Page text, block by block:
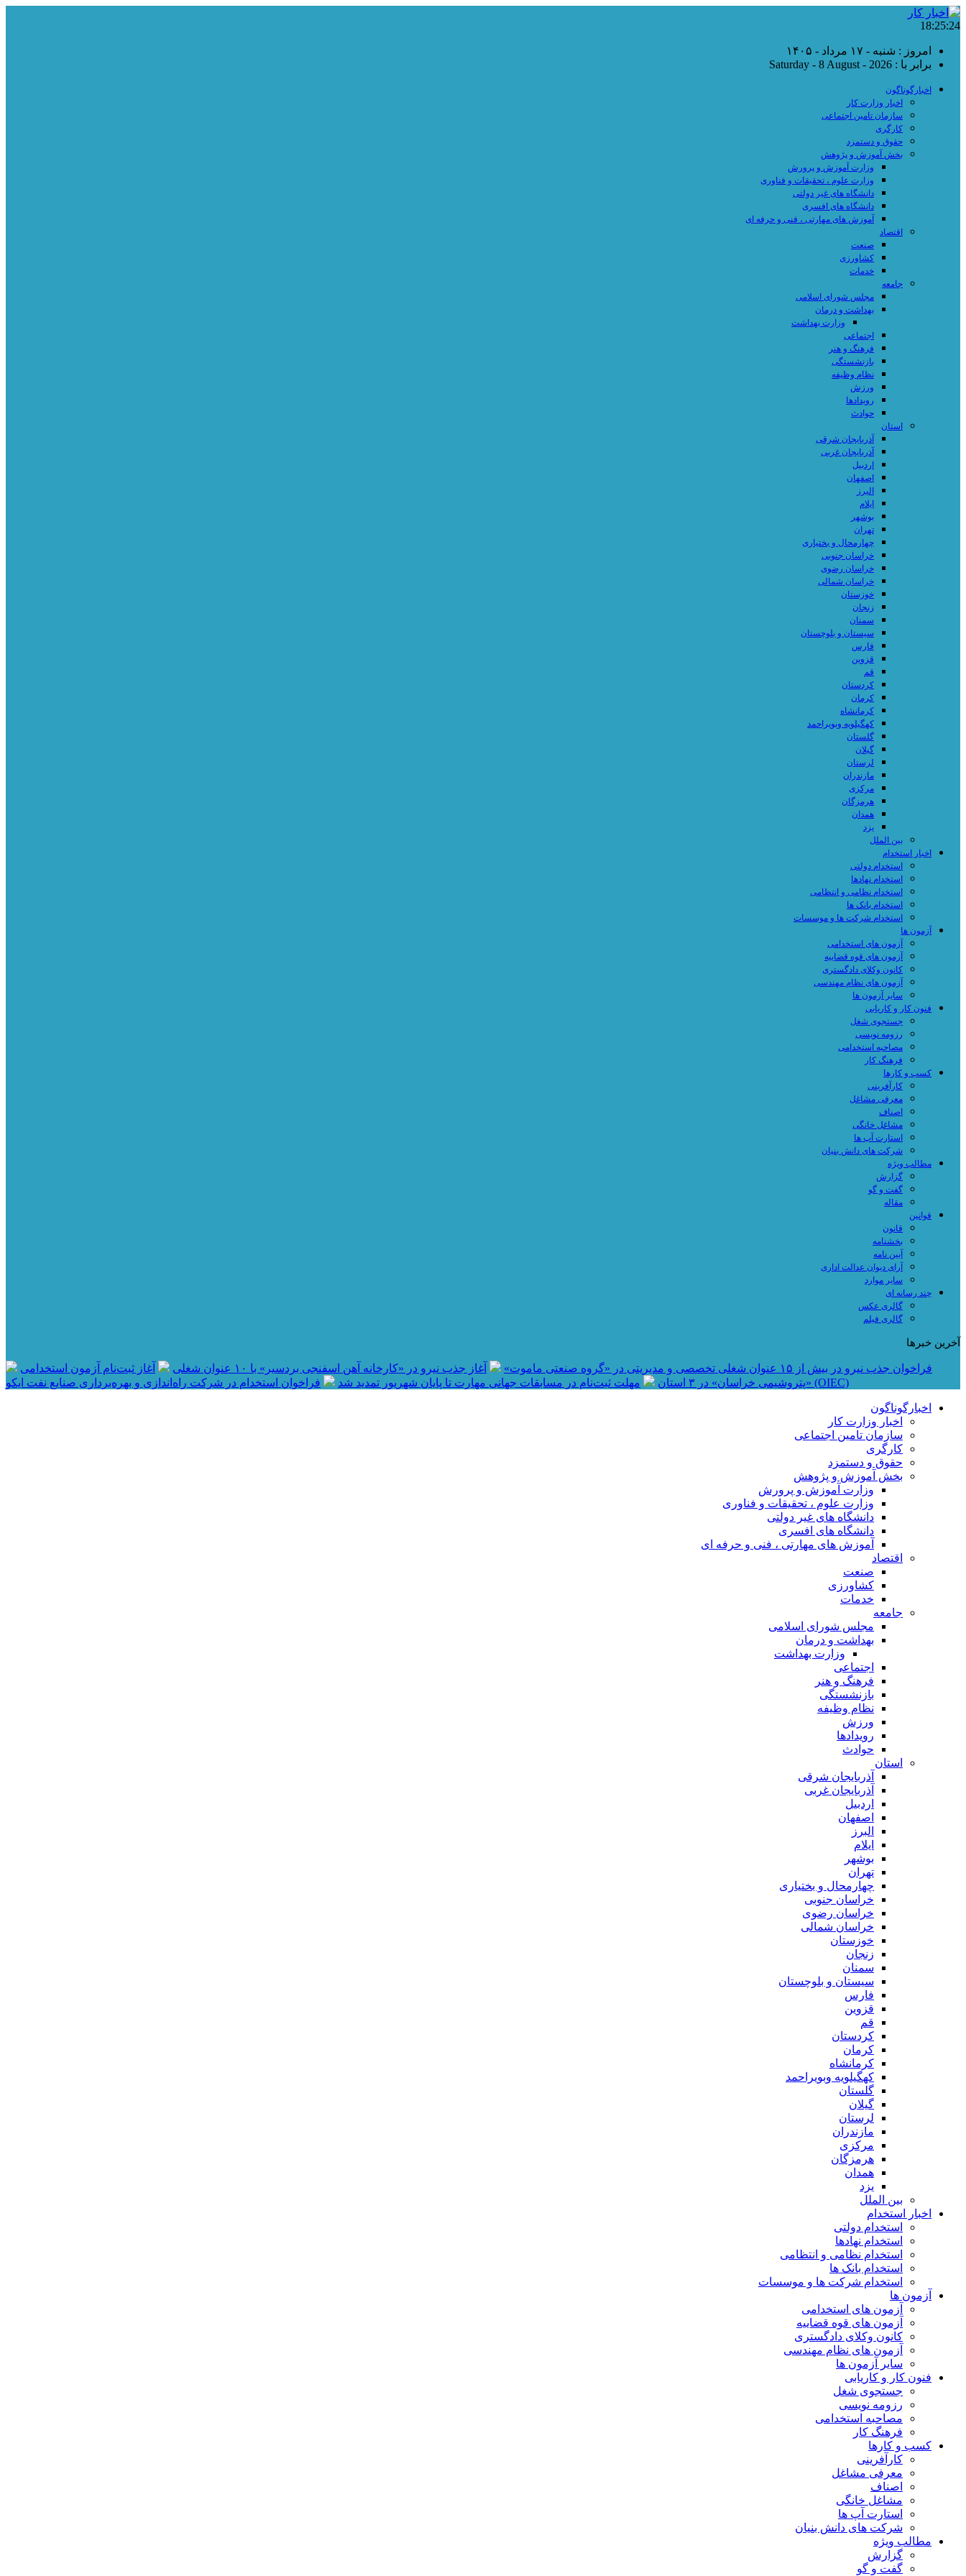
18:25:25
امروز : شنبه - ۱۷ مرداد - ۱۴۰۵
برابر با : Saturday - 8 August - 2026
اخبارگوناگون
اخبار وزارت کار
سازمان تامین اجتماعی
کارگری
حقوق و دستمزد
بخش آموزش و پژوهش
وزارت آموزش و پرورش
وزارت علوم ، تحقیقات و فناوری
دانشگاه های غیر دولتی
دانشگاه های افسری
آموزش های مهارتی ، فنی و حرفه ای
اقتصاد
صنعت
کشاورزی
خدمات
جامعه
مجلس شورای اسلامی
بهداشت و درمان
وزارت بهداشت
اجتماعی
فرهنگ و هنر
بازنشستگی
نظام وظیفه
ورزش
رویدادها
حوادث
استان
آذربایجان شرقی
آذربایجان غربی
اردبیل
اصفهان
البرز
ایلام
بوشهر
تهران
چهارمحال و بختیاری
خراسان جنوبی
خراسان رضوی
خراسان شمالی
خوزستان
زنجان
سمنان
سیستان و بلوچستان
فارس
قزوین
قم
کردستان
کرمان
کرمانشاه
کهگیلویه وبویراحمد
گلستان
گیلان
لرستان
مازندران
مرکزی
هرمزگان
همدان
یزد
بین الملل
اخبار استخدام
استخدام دولتی
استخدام نهادها
استخدام نظامی و انتظامی
استخدام بانک ها
استخدام شرکت ها و موسسات
آزمون ها
آزمون های استخدامی
آزمون های قوه قضاییه
کانون وکلای دادگستری
آزمون های نظام مهندسی
سایر آزمون ها
فنون کار و کاریابی
جستجوی شغل
رزومه نویسی
مصاحبه استخدامی
فرهنگ کار
کسب و کارها
کارآفرینی
معرفی مشاغل
اصناف
مشاغل خانگی
استارت آپ ها
شرکت های دانش بنیان
مطالب ویژه
گزارش
گفت و گو
مقاله
قوانین
قانون
بخشنامه
آیین نامه
آرای دیوان عدالت اداری
سایر موارد
چند رسانه ای
گالری عکس
گالری فیلم
آخرین خبرها
فراخوان جذب نیرو در بیش از ۱۵ عنوان شغلی تخصصی و مدیریتی در «گروه صنعتی ماموت» آغاز جذب نیرو در «کارخانه آهن اسفنجی بردسیر» با ۱۰ عنوان شغلی
آغاز ثبت‌نام آزمون استخدامی
«پتروشیمی خراسان» در ۳ استان
مهلت ثبت‌نام در مسابقات جهانی مهارت تا پایان شهریور تمدید شد فراخوان استخدام در شرکت راه‌اندازی و بهره‌برداری صنایع نفت ایکو (OIEC)
اخبارگوناگون
اخبار وزارت کار
سازمان تامین اجتماعی
کارگری
حقوق و دستمزد
بخش آموزش و پژوهش
وزارت آموزش و پرورش
وزارت علوم ، تحقیقات و فناوری
دانشگاه های غیر دولتی
دانشگاه های افسری
آموزش های مهارتی ، فنی و حرفه ای
اقتصاد
صنعت
کشاورزی
خدمات
جامعه
مجلس شورای اسلامی
بهداشت و درمان
وزارت بهداشت
اجتماعی
فرهنگ و هنر
بازنشستگی
نظام وظیفه
ورزش
رویدادها
حوادث
استان
آذربایجان شرقی
آذربایجان غربی
اردبیل
اصفهان
البرز
ایلام
بوشهر
تهران
چهارمحال و بختیاری
خراسان جنوبی
خراسان رضوی
خراسان شمالی
خوزستان
زنجان
سمنان
سیستان و بلوچستان
فارس
قزوین
قم
کردستان
کرمان
کرمانشاه
کهگیلویه وبویراحمد
گلستان
گیلان
لرستان
مازندران
مرکزی
هرمزگان
همدان
یزد
بین الملل
اخبار استخدام
استخدام دولتی
استخدام نهادها
استخدام نظامی و انتظامی
استخدام بانک ها
استخدام شرکت ها و موسسات
آزمون ها
آزمون های استخدامی
آزمون های قوه قضاییه
کانون وکلای دادگستری
آزمون های نظام مهندسی
سایر آزمون ها
فنون کار و کاریابی
جستجوی شغل
رزومه نویسی
مصاحبه استخدامی
فرهنگ کار
کسب و کارها
کارآفرینی
معرفی مشاغل
اصناف
مشاغل خانگی
استارت آپ ها
شرکت های دانش بنیان
مطالب ویژه
گزارش
گفت و گو